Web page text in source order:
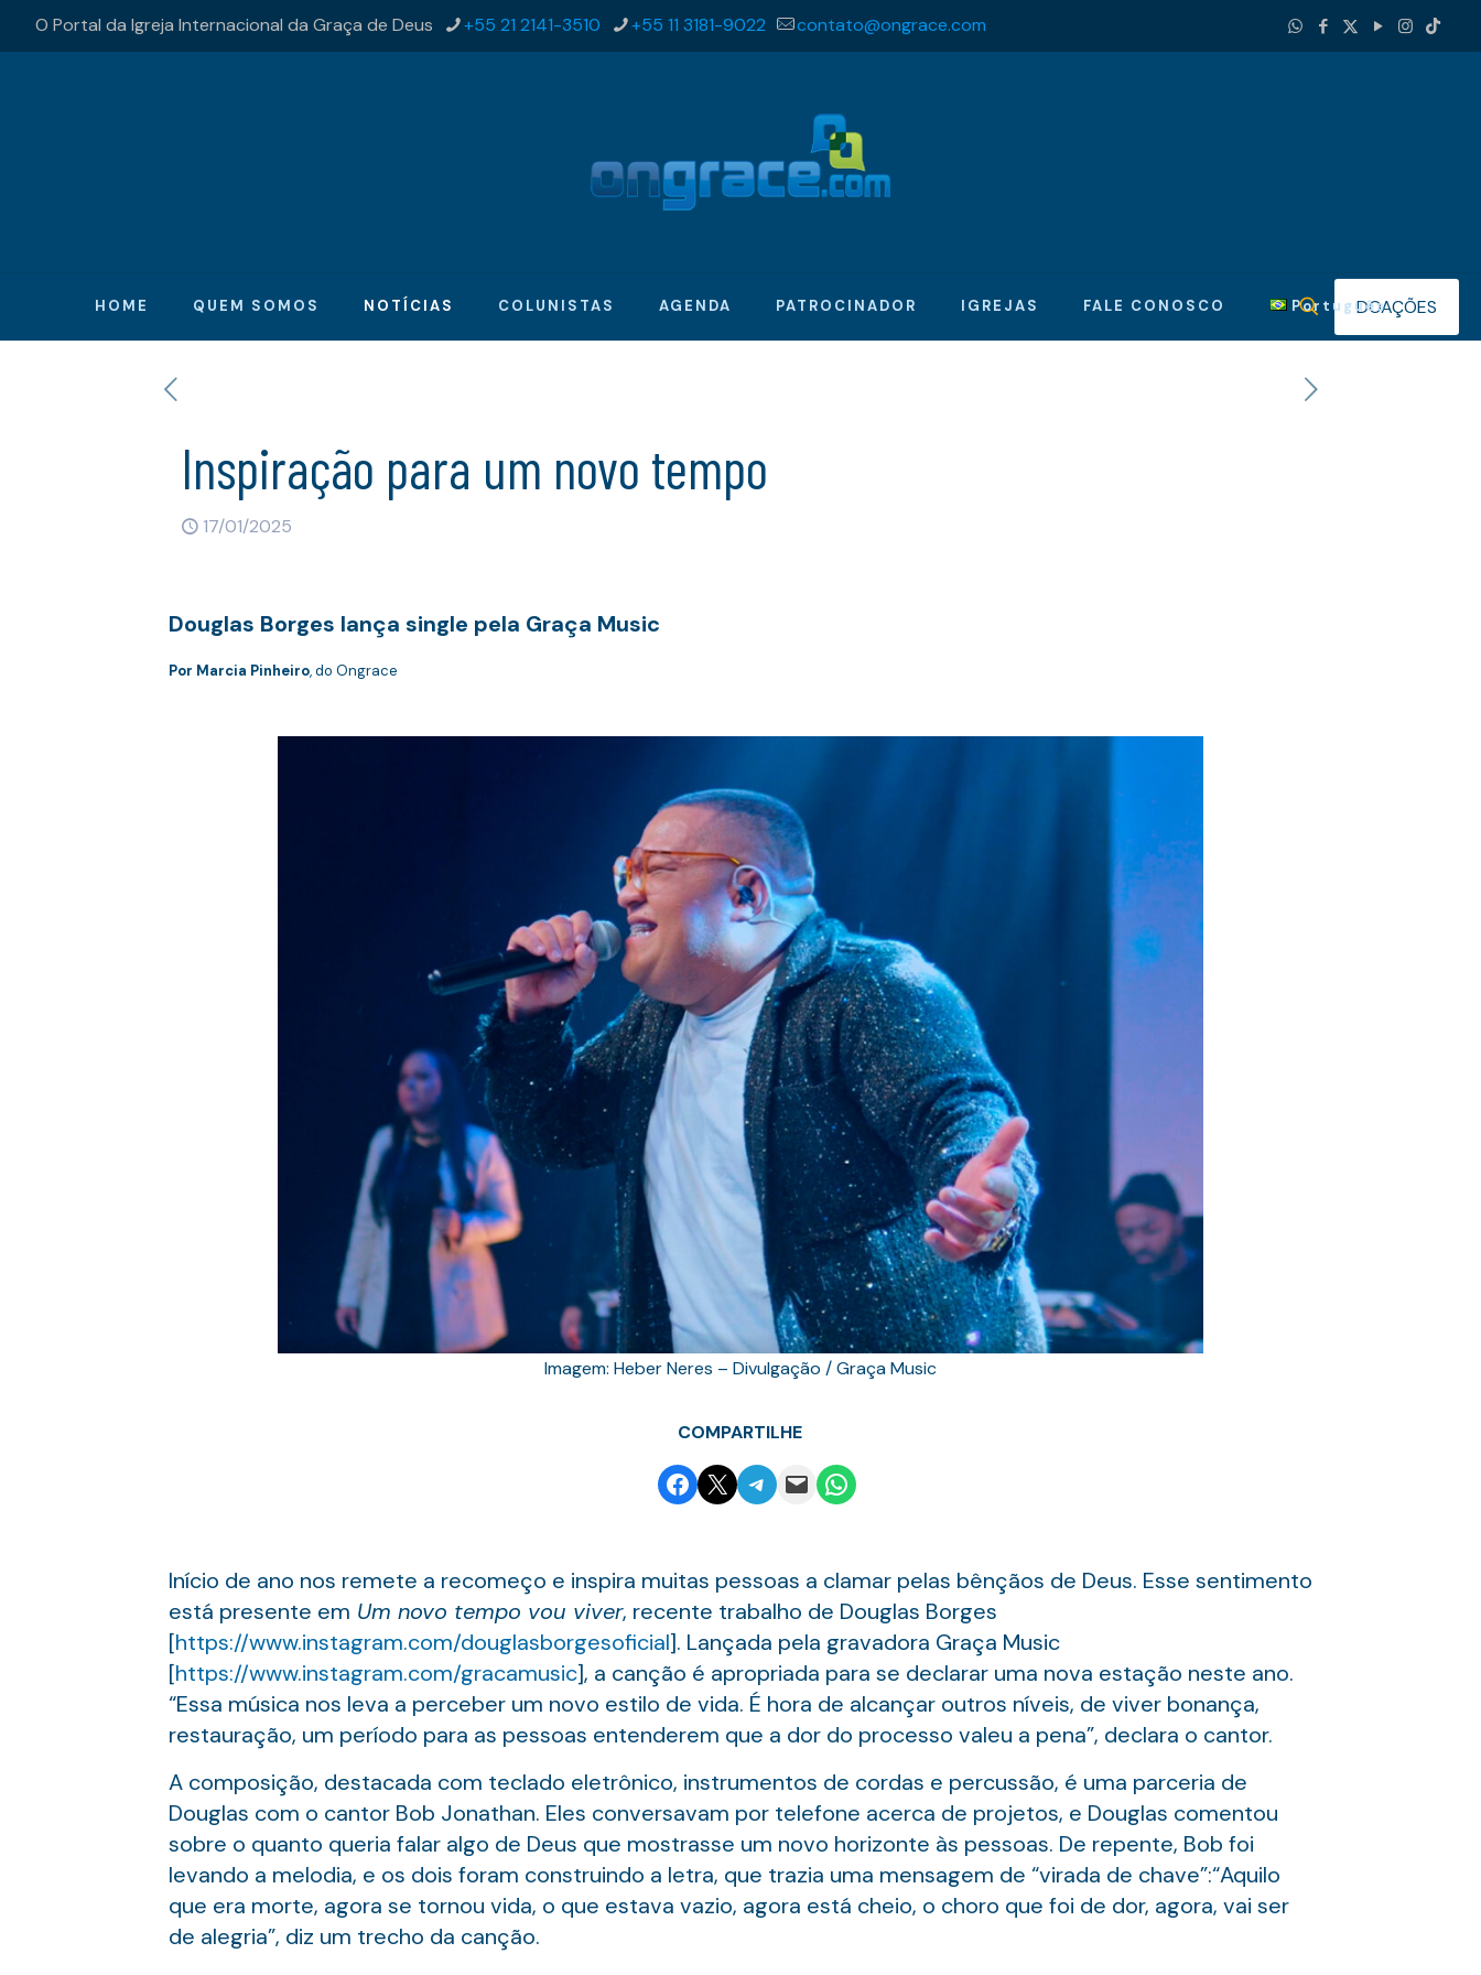
O Portal da Igreja Internacional da Graça de Deus +55 21 2141-3510 +55 11 3181-9022 contato@ongrace.com
HOME QUEM SOMOS NOTÍCIAS COLUNISTAS AGENDA PATROCINADOR IGREJAS FALE CONOSCO PortuguêsDOAÇÕES
Inspiração para um novo tempo
17/01/2025
Douglas Borges lança single pela Graça Music
Por Marcia Pinheiro, do Ongrace
Imagem: Heber Neres – Divulgação / Graça Music
COMPARTILHE
Share on Facebook
Email this PageShare on Telegram
Email this PageShare on WhatsApp
Início de ano nos remete a recomeço e inspira muitas pessoas a clamar pelas bênçãos de Deus. Esse sentimento
está presente em Um novo tempo vou viver, recente trabalho de Douglas Borges
[https://www.instagram.com/douglasborgesoficial]. Lançada pela gravadora Graça Music
[https://www.instagram.com/gracamusic], a canção é apropriada para se declarar uma nova estação neste ano.
“Essa música nos leva a perceber um novo estilo de vida. É hora de alcançar outros níveis, de viver bonança,
restauração, um período para as pessoas entenderem que a dor do processo valeu a pena”, declara o cantor.
A composição, destacada com teclado eletrônico, instrumentos de cordas e percussão, é uma parceria de
Douglas com o cantor Bob Jonathan. Eles conversavam por telefone acerca de projetos, e Douglas comentou
sobre o quanto queria falar algo de Deus que mostrasse um novo horizonte às pessoas. De repente, Bob foi
levando a melodia, e os dois foram construindo a letra, que trazia uma mensagem de “virada de chave”:“Aquilo
que era morte, agora se tornou vida, o que estava vazio, agora está cheio, o choro que foi de dor, agora, vai ser
de alegria”, diz um trecho da canção.